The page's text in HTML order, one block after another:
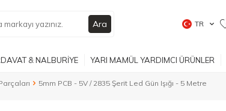
Ara TR
& NALBURİYE YARI MAMÜL YARDIMCI ÜRÜNLER
5mm PCB - 5V / 2835 Şerit Led Gün Işığı - 5 Metre